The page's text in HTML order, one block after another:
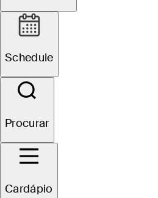
Schedule
Procurar
Cardápio